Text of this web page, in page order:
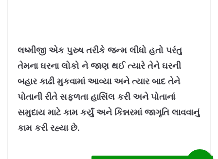
લષ્મીજી એક પુરુષ તરીકે જન્મ લીધો હતો પરંતુ
તેમના ઘરના લોકો ને જાણ થઈ ત્યારે તેને ઘરની
બહાર કાઢી મુકવામાં આવ્યા અને ત્યાર બાદ તેને
પોતાની રીતે સફળતા હાસિંલ કરી અને પોતાનાં
સમુદાય માટે કામ કર્યું અને કિન્નરમાં જાગૃતિ લાવવાનું
કામ કરી રહ્યા છે.